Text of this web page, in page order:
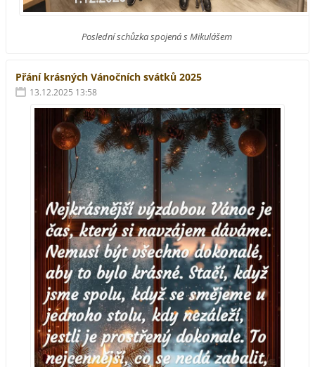
Poslední schůzka spojená s Mikulášem
Přání krásných Vánočních svátků 2025
13.12.2025 13:58